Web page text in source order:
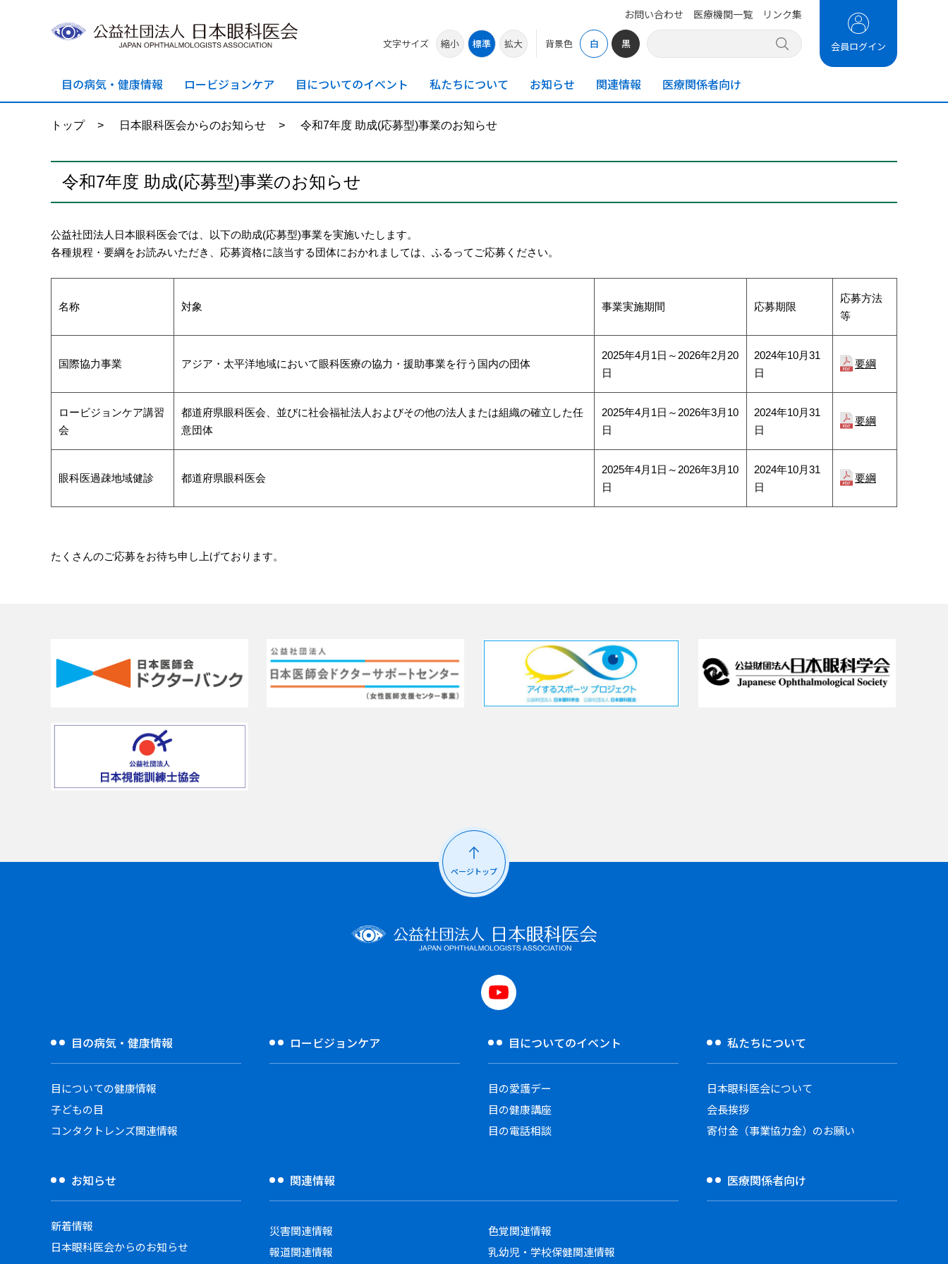
お問い合わせ 医療機関一覧 リンク集
文字サイズ 縮小 標準 拡大 背景色 白 黒 会員ログイン
目の病気・ 健康情報 ロービジョンケア 目についてのイベント 私たちについて お知らせ 関連情報 医療関係者向け
トップ > 日本眼科医会からのお知らせ > 令和7年度 助成(応募型)事業のお知らせ
令和7年度 助成(応募型)事業のお知らせ
公益社団法人日本眼科医会では、以下の助成(応募型)事業を実施いたします。
各種規程・要綱をお読みいただき、応募資格に該当する団体におかれましては、ふるってご応募ください。
名称 対象 事業実施期間 応募期限
応募方法
等
国際協力事業 アジア・太平洋地域において眼科医療の協力・援助事業を行う国内の団体
2025年4月1日～2026年2月20
日
2024年10月31
日
要綱
ロービジョンケア講習
会
都道府県眼科医会、並びに社会福祉法人およびその他の法人または組織の確立した任
意団体
2025年4月1日～2026年3月10
日
2024年10月31
日
要綱
眼科医過疎地域健診 都道府県眼科医会
2025年4月1日～2026年3月10
日
2024年10月31
日
要綱
たくさんのご応募をお待ち申し上げております。
ページトップ
目の病気・健康情報
目についての健康情報
子どもの目
コンタクトレンズ関連情報
ロービジョンケア 目についてのイベント
目の愛護デー
目の健康講座
目の電話相談
私たちについて
日本眼科医会について
会長挨拶
寄付金（事業協力金）のお願い
お知らせ
新着情報
日本眼科医会からのお知らせ
関連情報
災害関連情報
報道関連情報
色覚関連情報
乳幼児・学校保健関連情報
医療関係者向け